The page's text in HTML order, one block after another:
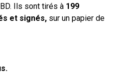
Ils sont tirés à 199
et signés, sur un papier de